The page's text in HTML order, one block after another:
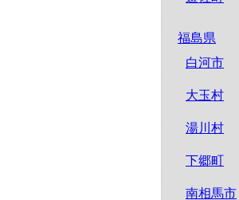
福島県
白河市
大玉村
湯川村
下郷町
南相馬市